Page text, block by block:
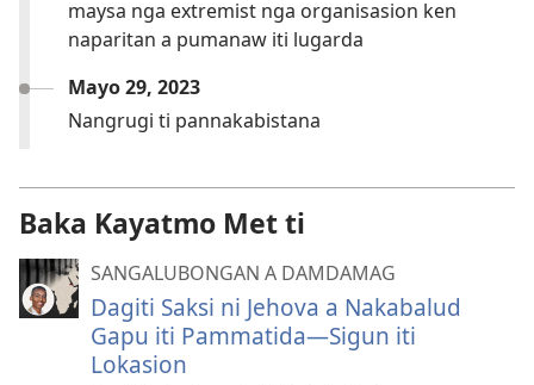
maysa nga extremist nga organisasion ken
naparitan a pumanaw iti lugarda
Mayo 29, 2023
Nangrugi ti pannakabistana
Baka Kayatmo Met ti
SANGALUBONGAN A DAMDAMAG
Dagiti Saksi ni Jehova a Nakabalud
Gapu iti Pammatida—Sigun iti
Lokasion